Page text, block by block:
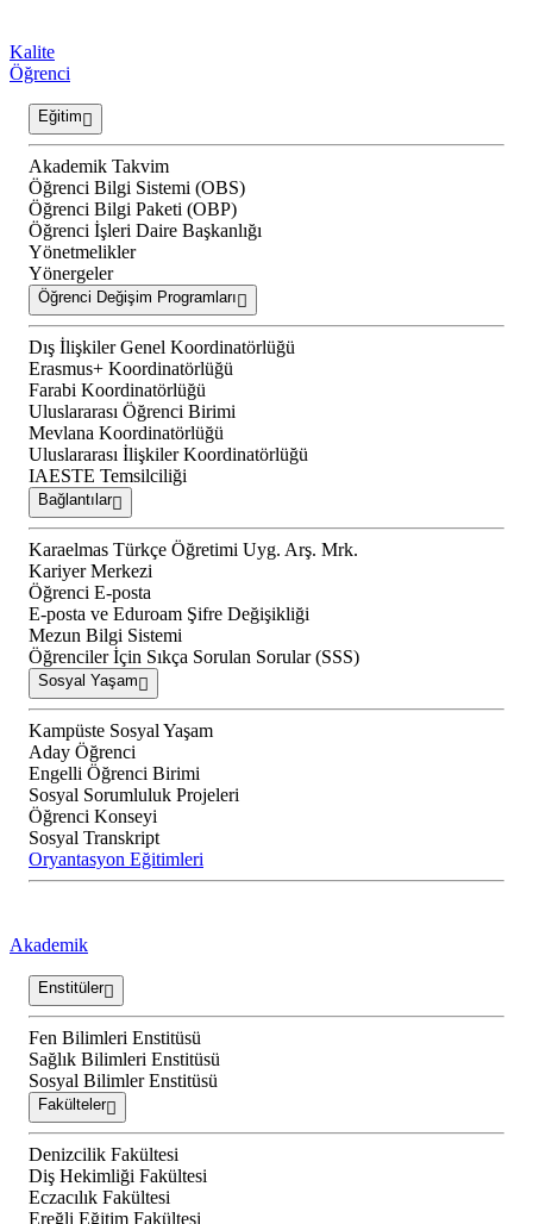
Kalite
Öğrenci
Eğitim
Akademik Takvim
Öğrenci Bilgi Sistemi (OBS)
Öğrenci Bilgi Paketi (OBP)
Öğrenci İşleri Daire Başkanlığı
Yönetmelikler
Yönergeler
Öğrenci Değişim Programları
Dış İlişkiler Genel Koordinatörlüğü
Erasmus+ Koordinatörlüğü
Farabi Koordinatörlüğü
Uluslararası Öğrenci Birimi
Mevlana Koordinatörlüğü
Uluslararası İlişkiler Koordinatörlüğü
IAESTE Temsilciliği
Bağlantılar
Karaelmas Türkçe Öğretimi Uyg. Arş. Mrk.
Kariyer Merkezi
Öğrenci E-posta
E-posta ve Eduroam Şifre Değişikliği
Mezun Bilgi Sistemi
Öğrenciler İçin Sıkça Sorulan Sorular (SSS)
Sosyal Yaşam
Kampüste Sosyal Yaşam
Aday Öğrenci
Engelli Öğrenci Birimi
Sosyal Sorumluluk Projeleri
Öğrenci Konseyi
Sosyal Transkript
Oryantasyon Eğitimleri
Akademik
Enstitüler
Fen Bilimleri Enstitüsü
Sağlık Bilimleri Enstitüsü
Sosyal Bilimler Enstitüsü
Fakülteler
Denizcilik Fakültesi
Diş Hekimliği Fakültesi
Eczacılık Fakültesi
Ereğli Eğitim Fakültesi